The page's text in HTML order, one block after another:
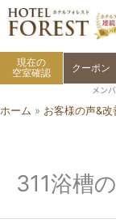
内
容
プ
現在の
空室確認
クーポン
メン
ホーム
お客様の声&改
311浴槽